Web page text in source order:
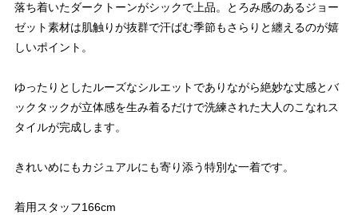
落ち着いたダークトーンがシックで上品。とろみ感のあるジョー
ゼット素材は肌触りが抜群で汗ばむ季節もさらりと纏えるのが嬉
しいポイント。
ゆったりとしたルーズなシルエットでありながら絶妙な丈感とバ
ックタックが立体感を生み着るだけで洗練された大人のこなれス
タイルが完成します。
きれいめにもカジュアルにも寄り添う特別な一着です。
着用スタッフ166cm